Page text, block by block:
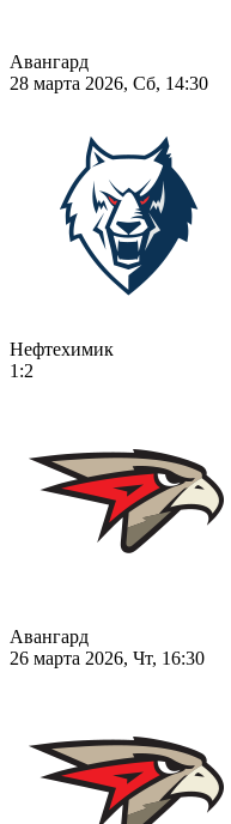
Авангард
28 марта 2026, Сб, 14:30
Нефтехимик
1:2
Авангард
26 марта 2026, Чт, 16:30